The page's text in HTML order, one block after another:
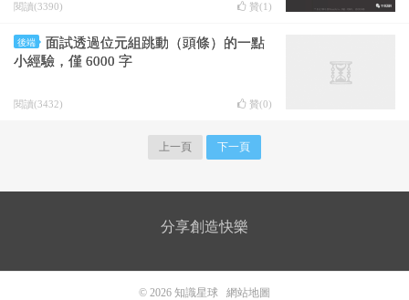
閱讀(3390) 贊(1 )
後端
面試透過位元組跳動（頭條）的一點
小經驗，僅 6000 字
閱讀(3432) 贊(0)
上一頁 下一頁
分享創造快樂
© 2026 知識星球 網站地圖